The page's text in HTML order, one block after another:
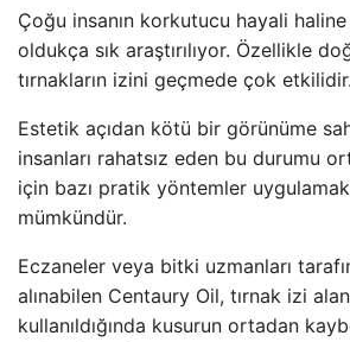
Çoğu insanın korkutucu hayali
oldukça sık araştırılıyor. Özellikle
tırnakların izini geçmede çok etkilidir.
Estetik açıdan kötü bir görünüme
insanları rahatsız eden bu durumu
için bazı pratik yöntemler
mümkündür.
Eczaneler veya bitki uzmanları
alınabilen Centaury Oil, tırnak izi
kullanıldığında kusurun ortadan